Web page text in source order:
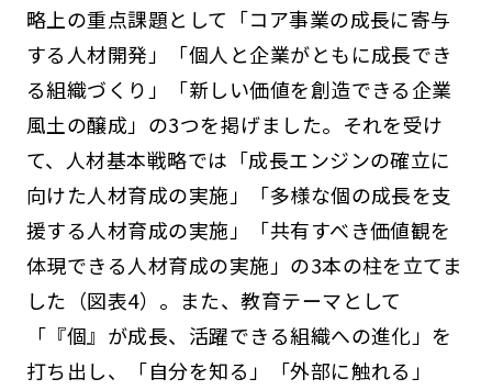
略上の重点課題として「コア事業の成長に寄与
する人材開発」「個人と企業がともに成長でき
る組織づくり」「新しい価値を創造できる企業
風土の醸成」の3つを掲げました。それを受け
て、人材基本戦略では「成長エンジンの確立に
向けた人材育成の実施」「多様な個の成長を支
援する人材育成の実施」「共有すべき価値観を
体現できる人材育成の実施」の3本の柱を立てま
した（図表4）。また、教育テーマとして
「『個』が成長、活躍できる組織への進化」を
打ち出し、「自分を知る」「外部に触れる」